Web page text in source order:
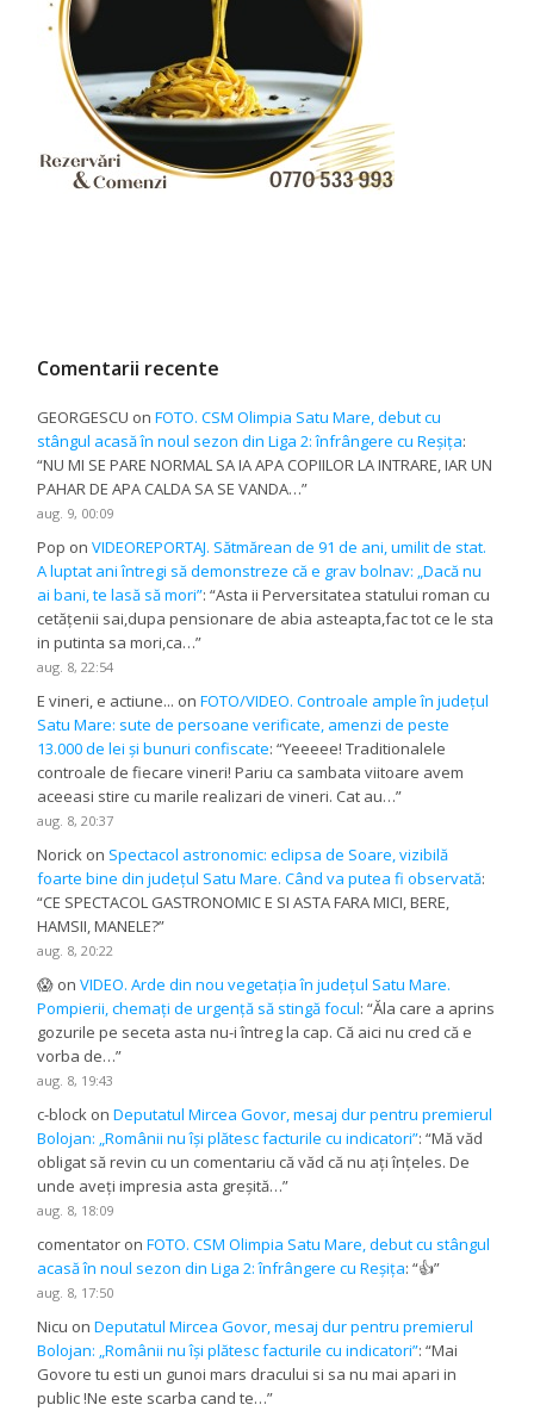
Comentarii recente
GEORGESCU onFOTO. CSM Olimpia Satu Mare, debut cu
stângul acasă în noul sezon din Liga 2: înfrângere cu Reșița:
“NU MI SE PARE NORMAL SA IA APA COPIILOR LA INTRARE, IAR UN
PAHAR DE APA CALDA SA SE VANDA…”
aug. 9, 00:09
Pop onVIDEOREPORTAJ. Sătmărean de 91 de ani, umilit de stat.
A luptat ani întregi să demonstreze că e grav bolnav: „Dacă nu
ai bani, te lasă să mori”: “Asta ii Perversitatea statului roman cu
cetățenii sai,dupa pensionare de abia asteapta,fac tot ce le sta
in putinta sa mori,ca…”
aug. 8, 22:54
E vineri, e actiune... onFOTO/VIDEO. Controale ample în județul
Satu Mare: sute de persoane verificate, amenzi de peste
13.000 de lei și bunuri confiscate: “Yeeeee! Traditionalele
controale de fiecare vineri! Pariu ca sambata viitoare avem
aceeasi stire cu marile realizari de vineri. Cat au…”
aug. 8, 20:37
Norick on Spectacol astronomic: eclipsa de Soare, vizibilă
foarte bine din județul Satu Mare. Când va putea fi observată:
“CE SPECTACOL GASTRONOMIC E SI ASTA FARA MICI, BERE,
HAMSII, MANELE?”
aug. 8, 20:22
😱 onVIDEO. Arde din nou vegetația în județul Satu Mare.
Pompierii, chemați de urgență să stingă focul: “Ăla care a aprins
gozurile pe seceta asta nu-i întreg la cap. Că aici nu cred că e
vorba de…”
aug. 8, 19:43
c-block onDeputatul Mircea Govor, mesaj dur pentru premierul
Bolojan: „Românii nu își plătesc facturile cu indicatori”: “Mă văd
obligat să revin cu un comentariu că văd că nu ați înțeles. De
unde aveți impresia asta greșită…”
aug. 8, 18:09
comentator onFOTO. CSM Olimpia Satu Mare, debut cu stângul
acasă în noul sezon din Liga 2: înfrângere cu Reșița: “👍”
aug. 8, 17:50
Nicu onDeputatul Mircea Govor, mesaj dur pentru premierul
Bolojan: „Românii nu își plătesc facturile cu indicatori”: “Mai
Govore tu esti un gunoi mars dracului si sa nu mai apari in
public !Ne este scarba cand te…”